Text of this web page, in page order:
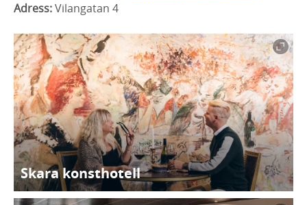
Adress:Vilangatan 4
Skara konsthotell